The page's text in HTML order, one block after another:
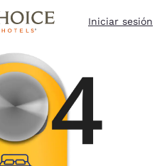
Iniciar sesión